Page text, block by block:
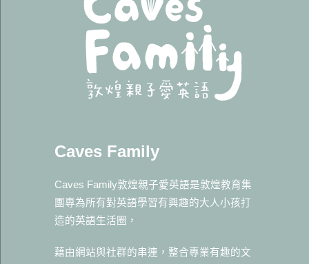
Caves Family
Caves Family敦煌親子愛英語是敦煌教育集
團專為所有對英語學習有興趣的大人小孩打
造的英語生活圈，
藉由網站與社群的串連，整合專業有趣的文